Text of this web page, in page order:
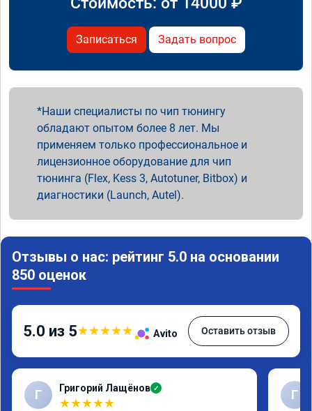
Записаться Задать вопрос
Наши специалисты по чип тюнингу
обладают опытом более 8 лет. Мы
применяем только профессиональное и
лицензионное оборудование для чип
тюнинга (Flex, Kess 3, Autotuner, Bitbox) и
диагностики (Launch, Autel).
Отзывы о нас: рейтинг 5.0 на основании
850 оценок
5.0 из 5★★★★★ Avito Оставить отзыв
Г Григорий Лащёнов ✓
★★★★★
Г